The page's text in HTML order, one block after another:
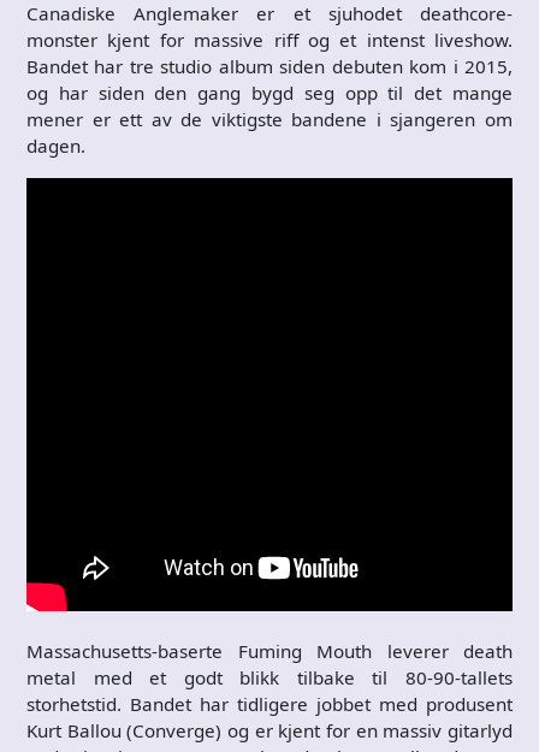
Canadiske Anglemaker er et sjuhodet deathcore-
monster kjent for massive riff og et intenst liveshow.
Bandet har tre studio album siden debuten kom i 2015,
og har siden den gang bygd seg opp til det mange
mener er ett av de viktigste bandene i sjangeren om
dagen.
Massachusetts-baserte Fuming Mouth leverer death
metal med et godt blikk tilbake til 80-90-tallets
storhetstid. Bandet har tidligere jobbet med produsent
Kurt Ballou (Converge) og er kjent for en massiv gitarlyd